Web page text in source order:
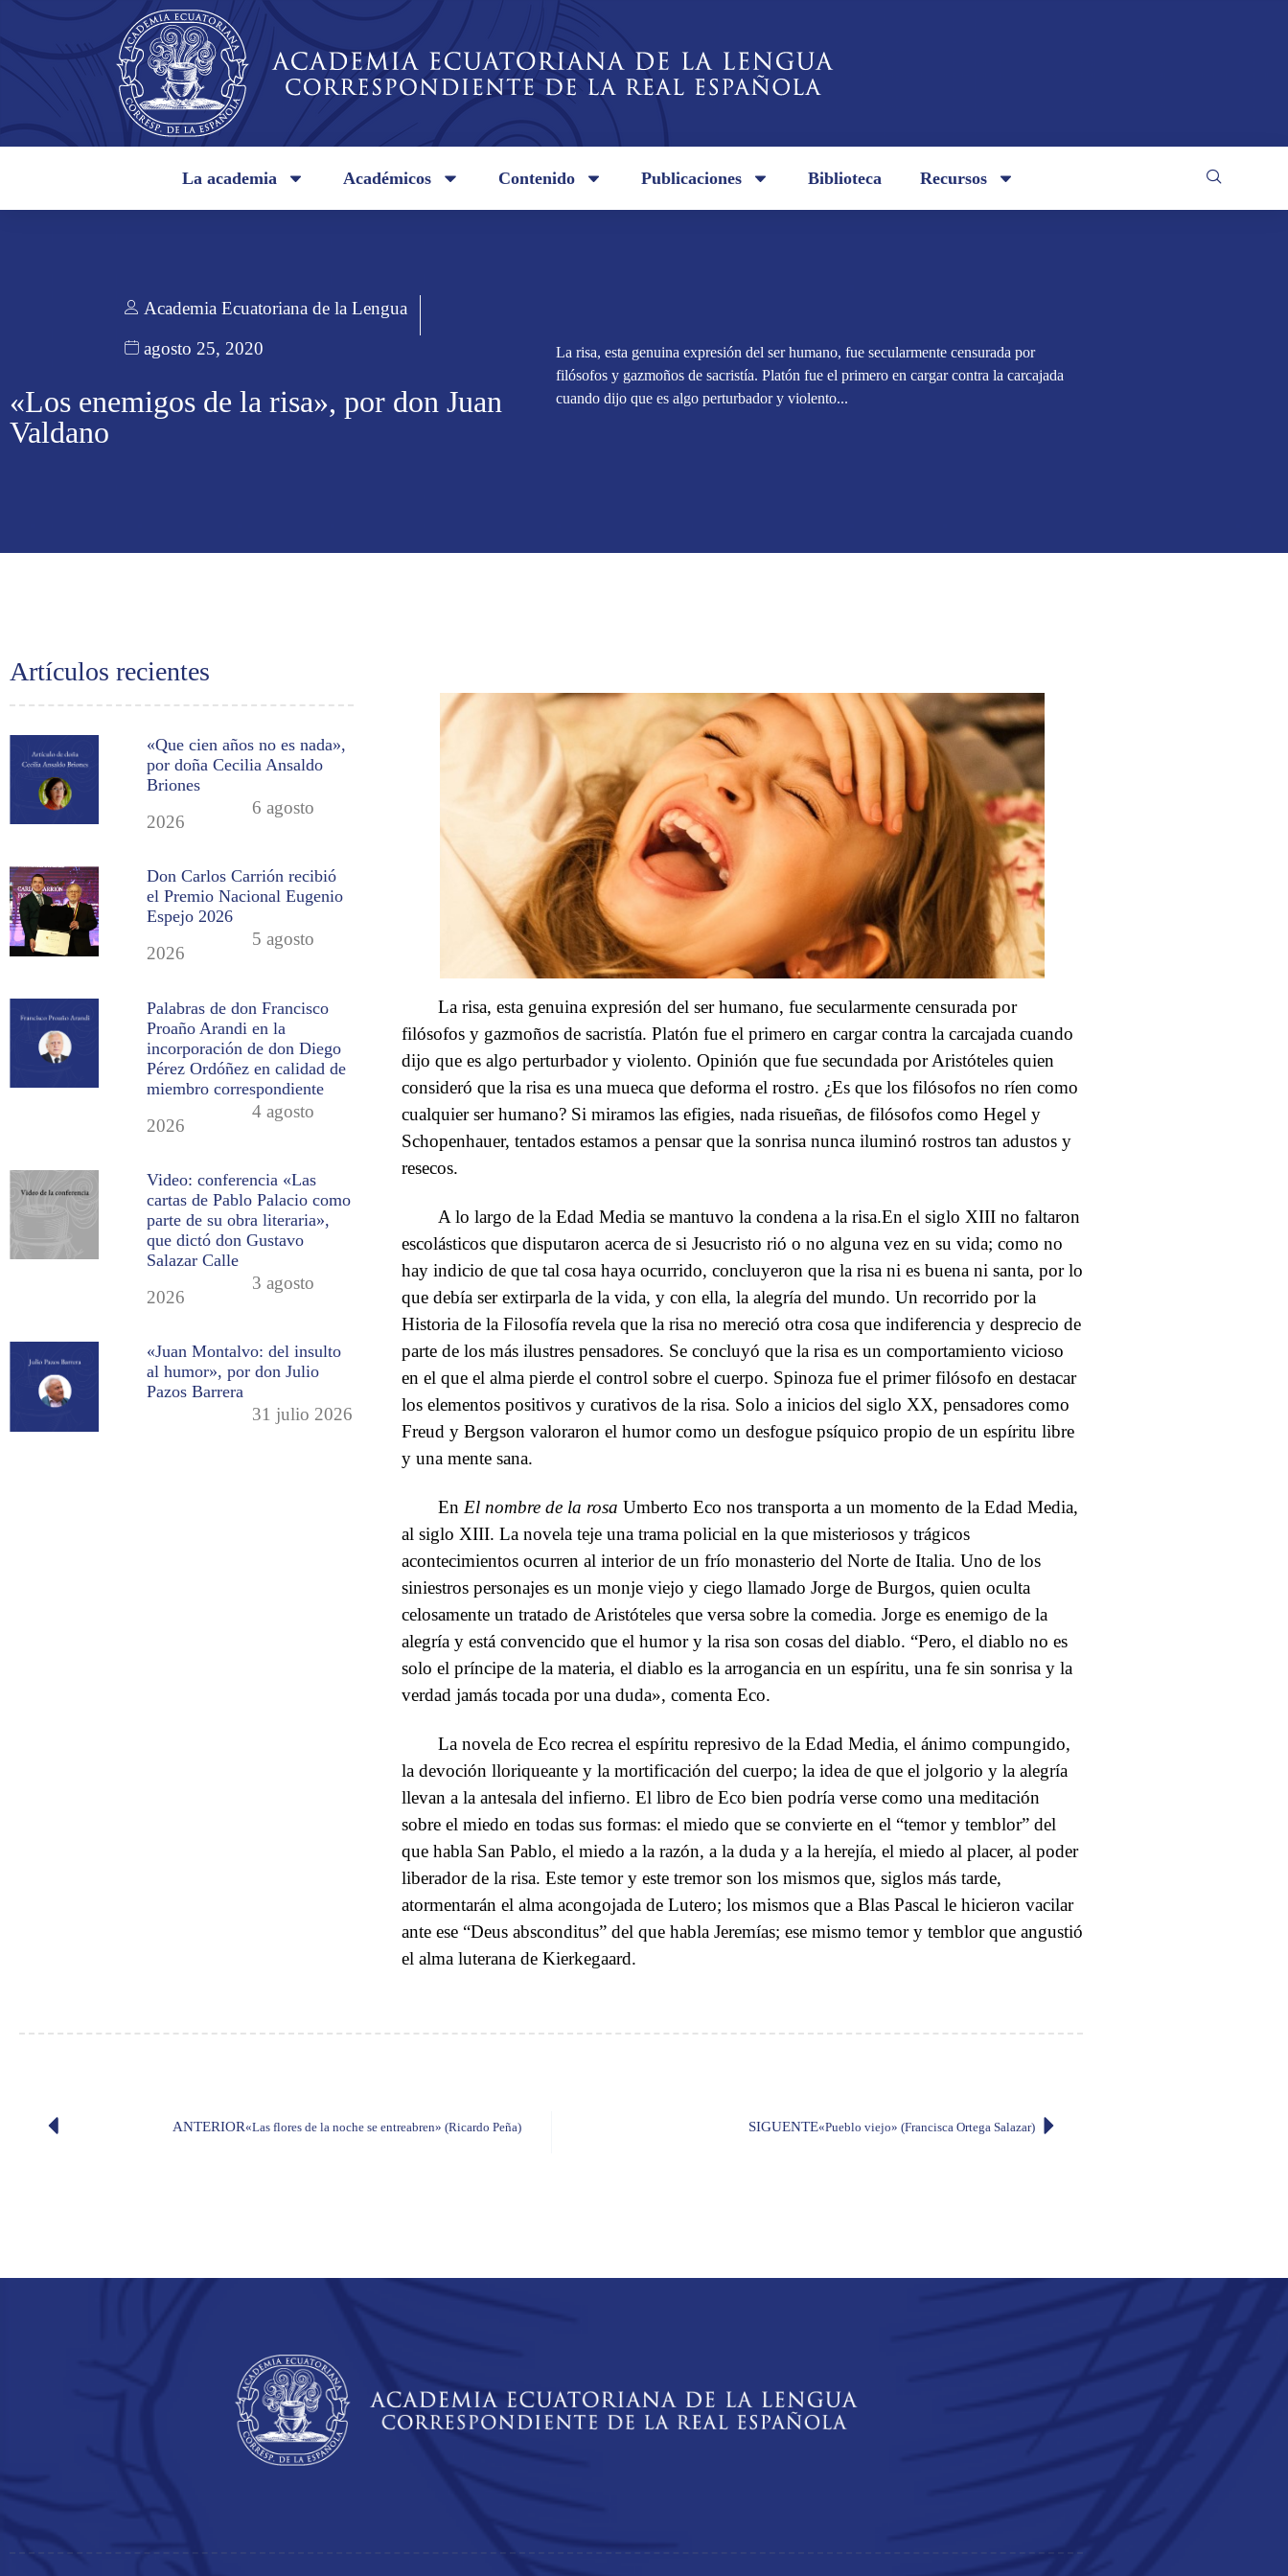
La academia Académicos Contenido Publicaciones Biblioteca Recursos
Academia Ecuatoriana de la Lengua
agosto 25, 2020
«Los enemigos de la risa», por don Juan
Valdano
La risa, esta genuina expresión del ser humano, fue secularmente censurada por
filósofos y gazmoños de sacristía. Platón fue el primero en cargar contra la carcajada
cuando dijo que es algo perturbador y violento...
Artículos recientes
«Que cien años no es nada»,
por doña Cecilia Ansaldo
Briones
6 agosto
2026
Don Carlos Carrión recibió
el Premio Nacional Eugenio
Espejo 2026
5 agosto
2026
Palabras de don Francisco
Proaño Arandi en la
incorporación de don Diego
Pérez Ordóñez en calidad de
miembro correspondiente
4 agosto
2026
Video: conferencia «Las
cartas de Pablo Palacio como
parte de su obra literaria»,
que dictó don Gustavo
Salazar Calle
3 agosto
2026
«Juan Montalvo: del insulto
al humor», por don Julio
Pazos Barrera
31 julio 2026
La risa, esta genuina expresión del ser humano, fue secularmente censurada por
filósofos y gazmoños de sacristía. Platón fue el primero en cargar contra la carcajada cuando
dijo que es algo perturbador y violento. Opinión que fue secundada por Aristóteles quien
consideró que la risa es una mueca que deforma el rostro. ¿Es que los filósofos no ríen como
cualquier ser humano? Si miramos las efigies, nada risueñas, de filósofos como Hegel y
Schopenhauer, tentados estamos a pensar que la sonrisa nunca iluminó rostros tan adustos y
resecos.
A lo largo de la Edad Media se mantuvo la condena a la risa.En el siglo XIII no faltaron
escolásticos que disputaron acerca de si Jesucristo rió o no alguna vez en su vida; como no
hay indicio de que tal cosa haya ocurrido, concluyeron que la risa ni es buena ni santa, por lo
que debía ser extirparla de la vida, y con ella, la alegría del mundo. Un recorrido por la
Historia de la Filosofía revela que la risa no mereció otra cosa que indiferencia y desprecio de
parte de los más ilustres pensadores. Se concluyó que la risa es un comportamiento vicioso
en el que el alma pierde el control sobre el cuerpo. Spinoza fue el primer filósofo en destacar
los elementos positivos y curativos de la risa. Solo a inicios del siglo XX, pensadores como
Freud y Bergson valoraron el humor como un desfogue psíquico propio de un espíritu libre
y una mente sana.
En El nombre de la rosa Umberto Eco nos transporta a un momento de la Edad Media,
al siglo XIII. La novela teje una trama policial en la que misteriosos y trágicos
acontecimientos ocurren al interior de un frío monasterio del Norte de Italia. Uno de los
siniestros personajes es un monje viejo y ciego llamado Jorge de Burgos, quien oculta
celosamente un tratado de Aristóteles que versa sobre la comedia. Jorge es enemigo de la
alegría y está convencido que el humor y la risa son cosas del diablo. “Pero, el diablo no es
solo el príncipe de la materia, el diablo es la arrogancia en un espíritu, una fe sin sonrisa y la
verdad jamás tocada por una duda», comenta Eco.
La novela de Eco recrea el espíritu represivo de la Edad Media, el ánimo compungido,
la devoción lloriqueante y la mortificación del cuerpo; la idea de que el jolgorio y la alegría
llevan a la antesala del infierno. El libro de Eco bien podría verse como una meditación
sobre el miedo en todas sus formas: el miedo que se convierte en el “temor y temblor” del
que habla San Pablo, el miedo a la razón, a la duda y a la herejía, el miedo al placer, al poder
liberador de la risa. Este temor y este tremor son los mismos que, siglos más tarde,
atormentarán el alma acongojada de Lutero; los mismos que a Blas Pascal le hicieron vacilar
ante ese “Deus absconditus” del que habla Jeremías; ese mismo temor y temblor que angustió
el alma luterana de Kierkegaard.
ANTERIOR«Las flores de la noche se entreabren» (Ricardo Peña) SIGUENTE«Pueblo viejo» (Francisca Ortega Salazar)